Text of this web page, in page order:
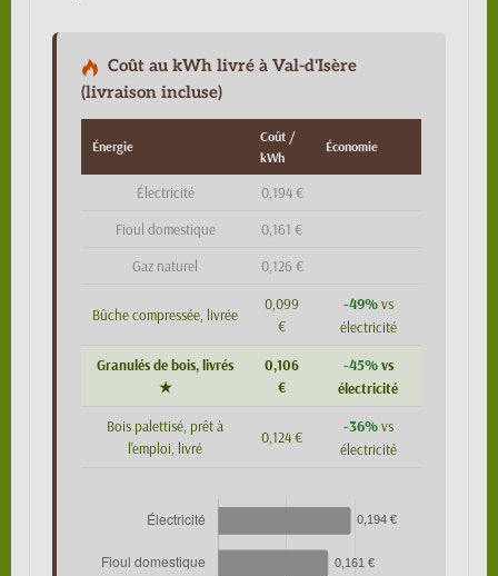
Coût au kWh livré à Val-d'Isère
(livraison incluse)
Énergie
Coût /
kWh
Économie
Électricité 0,194 €
Fioul domestique 0,161 €
Gaz naturel 0,126 €
Bûche compressée, livrée
0,099
€
-49%vs
électricité
Granulés de bois, livrés
★
0,106
€
-45%vs
électricité
Bois palettisé, prêt à
l'emploi, livré
0,124 €
-36%vs
électricité